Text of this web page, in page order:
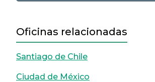
Oficinas relacionadas
Santiago de Chile
Ciudad de México